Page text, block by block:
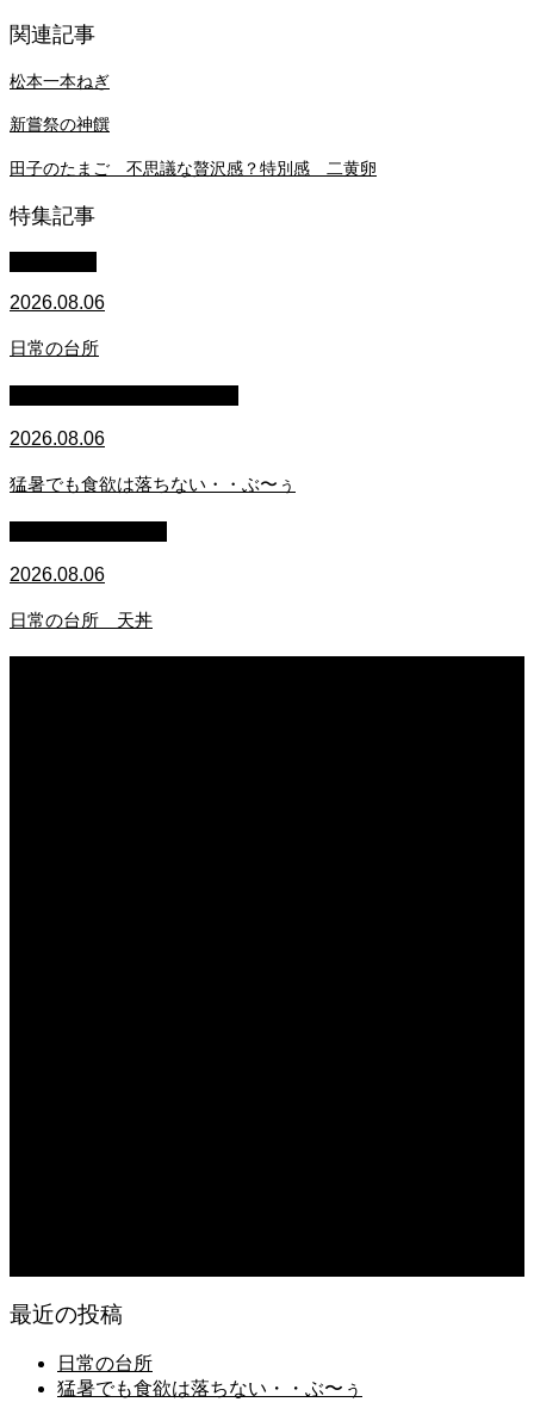
関連記事
松本一本ねぎ
新嘗祭の神饌
田子のたまご 不思議な贅沢感？特別感 二黄卵
特集記事
2026.08.06
日常の台所
2026.08.06
猛暑でも食欲は落ちない・・ぶ〜ぅ
2026.08.06
日常の台所 天丼
最近の投稿
日常の台所
猛暑でも食欲は落ちない・・ぶ〜ぅ